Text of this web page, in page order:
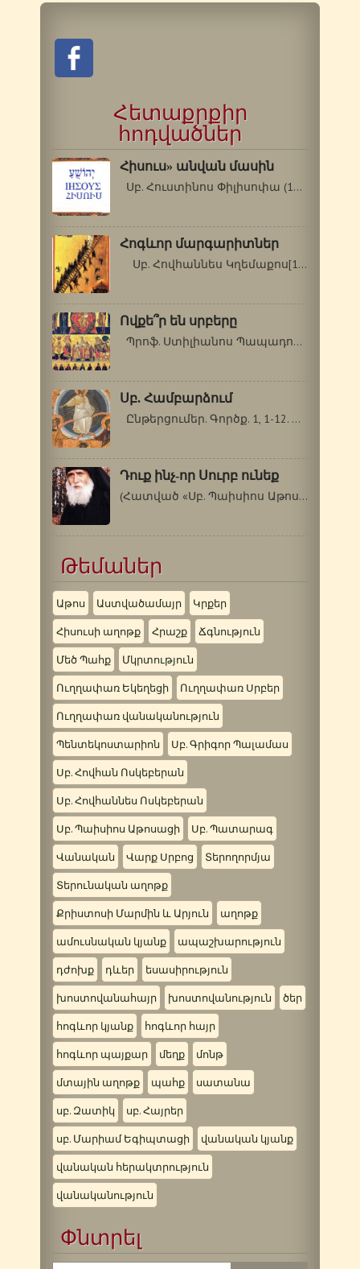
Հետաքրքիր
հոդվածներ
Հիսուս» անվան մասին
Սբ. Հուստինոս Փիլիսոփա (110-165 թթ.)…
Հոգևոր մարգարիտներ
Սբ. Հովհաննես Կղեմաքոս[1] Սինայեցի…
Ովքե՞ր են սրբերը
Պրոֆ. Ստիլիանոս Պապադոպուլոս (Գերասիմոս…
Սբ. Համբարձում
Ընթերցումեր. Գործք. 1, 1-12. Ղուկաս…
Դուք ինչ-որ Սուրբ ունեք
(Հատված «Սբ. Պաիսիոս Աթոսացու վարքն…
Թեմաներ
Աթոս Աստվածամայր Կրքեր
Հիսուսի աղոթք Հրաշք Ճգնություն
Մեծ Պահք Մկրտություն
Ուղղափառ Եկեղեցի Ուղղափառ Սրբեր
Ուղղափառ վանականություն
Պենտեկոստարիոն Սբ. Գրիգոր Պալամաս
Սբ. Հովհան Ոսկեբերան
Սբ. Հովհաննես Ոսկեբերան
Սբ. Պաիսիոս Աթոսացի Սբ. Պատարագ
Վանական Վարք Սրբոց Տերողորմյա
Տերունական աղոթք
Քրիստոսի Մարմին և Արյուն աղոթք
ամուսնական կյանք ապաշխարություն
դժոխք դևեր եսասիրություն
խոստովանահայր խոստովանություն ծեր
հոգևոր կյանք հոգևոր հայր
հոգևոր պայքար մեղք մոնթ
մտային աղոթք պահք սատանա
սբ. Զատիկ սբ. Հայրեր
սբ. Մարիամ Եգիպտացի վանական կյանք
վանական հերակտրություն
վանականություն
Փնտրել